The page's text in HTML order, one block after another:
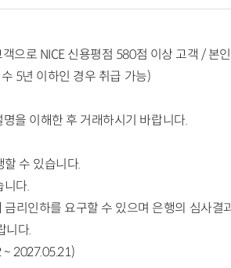
으로 NICE 신용평점 580점 이상 고객 / 본
5년 이하인 경우 취급 가능)
을 이해한 후 거래하시기 바랍니다.
수 있습니다.
니다.
리인하를 요구할 수 있으며 은행의 심사
니다.
2027.05.21)